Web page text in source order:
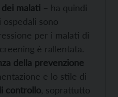
malati – ha quindi
sono
per i malati di
è rallentata.
della prevenzione
e lo stile di
controllo , soprattutto